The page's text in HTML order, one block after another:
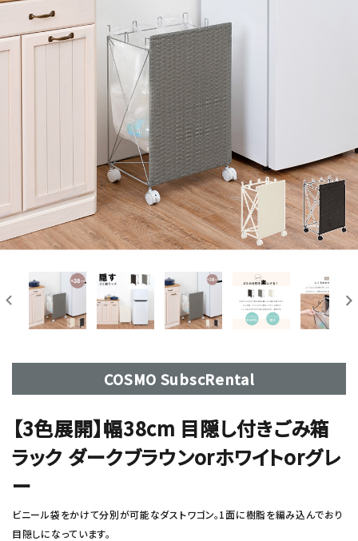
COSMO SubscRental
【3色展開】幅38cm 目隠し付きごみ箱
ラック ダークブラウンorホワイトorグレ
ー
ビニール袋をかけて分別が可能なダストワゴン。1面に樹脂を編み込んでおり
目隠しになっています。